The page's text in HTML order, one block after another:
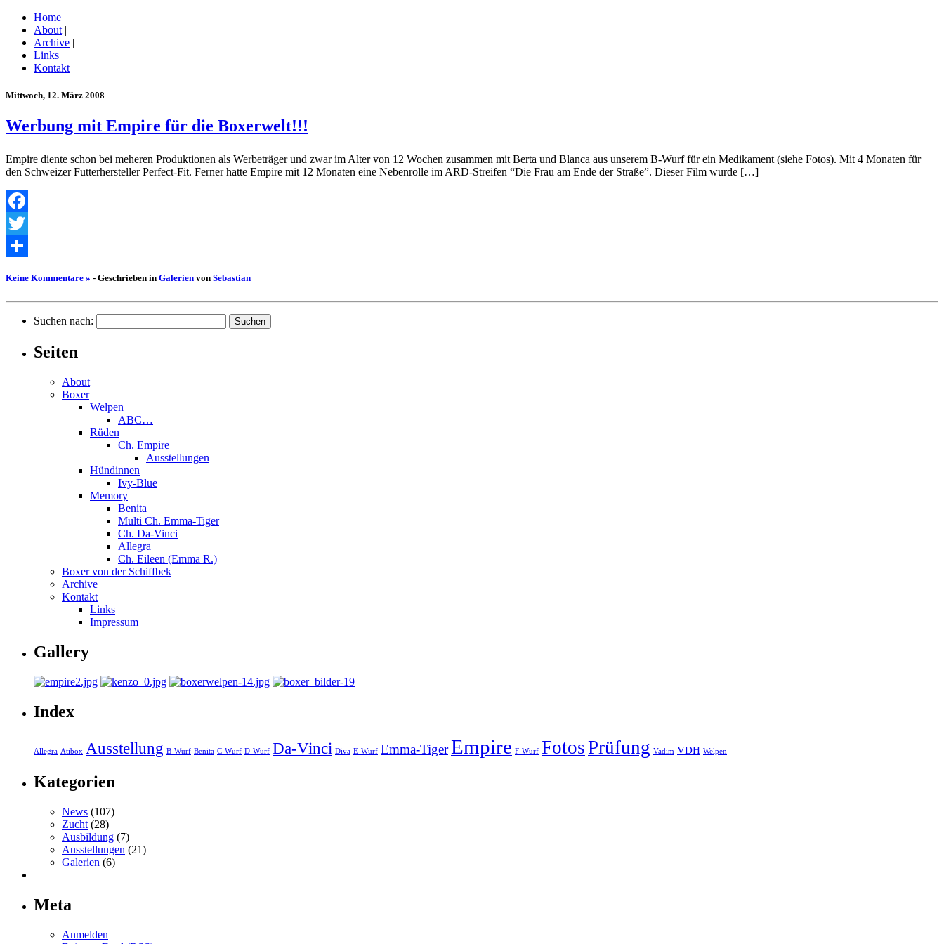
Home |
About |
Archive |
Links |
Kontakt
Mittwoch, 12. März 2008
Werbung mit Empire für die Boxerwelt!!!
Empire diente schon bei meheren Produktionen als Werbeträger und zwar im Alter von 12 Wochen zusammen mit Berta und Blanca aus unserem B-Wurf für ein Medikament (siehe Fotos). Mit 4 Monaten für
den Schweizer Futterhersteller Perfect-Fit. Ferner hatte Empire mit 12 Monaten eine Nebenrolle im ARD-Streifen “Die Frau am Ende der Straße”. Dieser Film wurde […]
Facebook
Twitter
Keine Kommentare » - Geschrieben in Galerien von Sebastian
Suchen nach:
Seiten
About
Boxer
Welpen
ABC…
Rüden
Ch. Empire
Ausstellungen
Hündinnen
Ivy-Blue
Memory
Benita
Multi Ch. Emma-Tiger
Ch. Da-Vinci
Allegra
Ch. Eileen (Emma R.)
Boxer von der Schiffbek
Archive
Kontakt
Links
Impressum
Gallery
Index
Allegra Atibox Ausstellung B-Wurf Benita C-Wurf D-Wurf Da-Vinci Diva E-Wurf Emma-TigerEmpire F-Wurf FotosPrüfung Vadim VDH Welpen
Kategorien
News (107)
Zucht (28)
Ausbildung (7)
Ausstellungen (21)
Galerien (6)
Meta
Anmelden